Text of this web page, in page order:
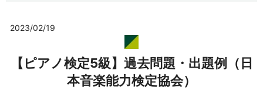
2023/02/19
【ピアノ検定5級】過去問題・出題例（日
本音楽能力検定協会）